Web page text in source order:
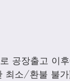
공장출고 이
최소/환불 불가)